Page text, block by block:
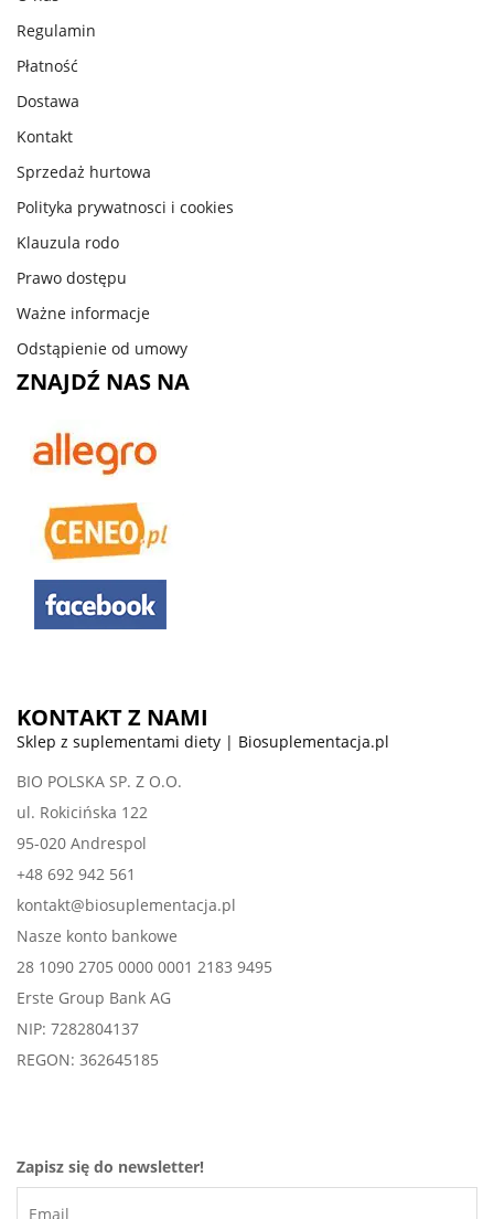
Regulamin
Płatność
Dostawa
Kontakt
Sprzedaż hurtowa
Polityka prywatnosci i cookies
Klauzula rodo
Prawo dostępu
Ważne informacje
Odstąpienie od umowy
ZNAJDŹ NAS NA
KONTAKT Z NAMI
Sklep z suplementami diety | Biosuplementacja.pl
BIO POLSKA SP. Z O.O.
ul. Rokicińska 122
95-020 Andrespol
+48 692 942 561
kontakt@biosuplementacja.pl
Nasze konto bankowe
28 1090 2705 0000 0001 2183 9495
Erste Group Bank AG
NIP: 7282804137
REGON: 362645185
Zapisz się do newsletter!